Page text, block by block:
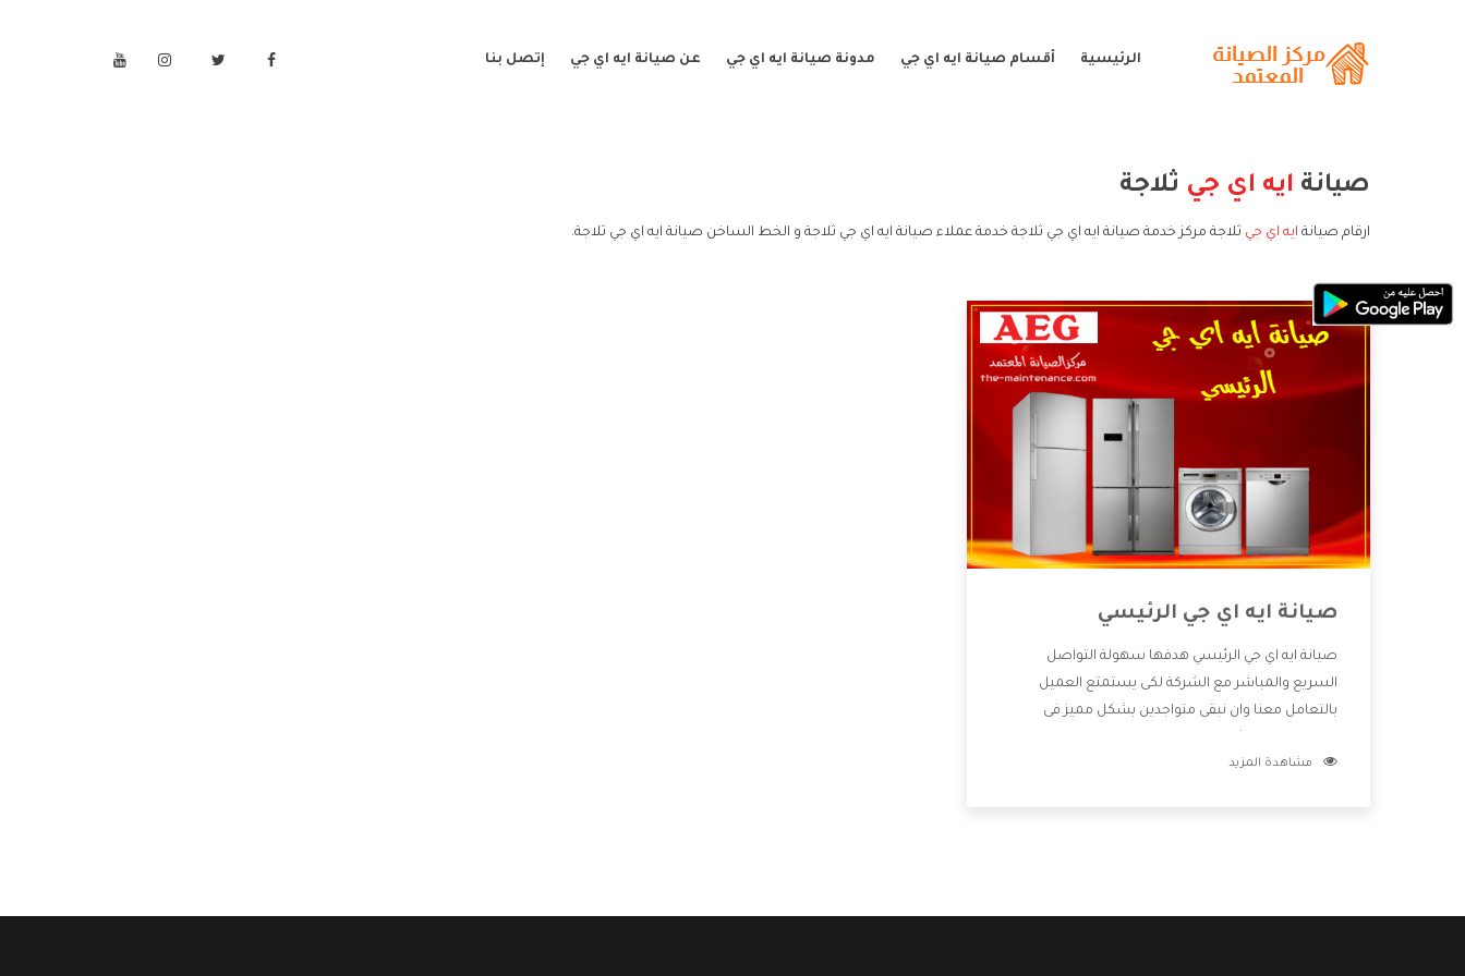
الرئيسية أقسام صيانة ايه اي جي مدونة صيانة ايه اي جي عن صيانة ايه اي جي إتصل بنا
صيانة ايه اي جي ثلاجة
ارقام صيانة ايه اي جي ثلاجة مركز خدمة صيانة ايه اي جي ثلاجة خدمة عملاء صيانة ايه اي جي ثلاجة و الخط الساخن صيانة ايه اي جي ثلاجة.
صيانة ايه اي جي الرئيسي
صيانة ايه اي جي الرئيسي هدفها سهولة التواصل
السريع والمباشر مع الشركة لكى يستمتع العميل
بالتعامل معنا وان نبقى متواجدين بشكل مميز فى
للعميل وان يستمتع بالخدمات التى تنفرد الشركة بها
مشاهدة المزيد